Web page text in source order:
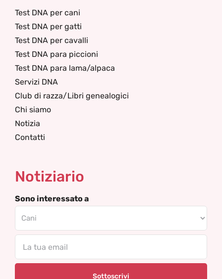
Test DNA per cani
Test DNA per gatti
Test DNA per cavalli
Test DNA para piccioni
Test DNA para lama/alpaca
Servizi DNA
Club di razza/Libri genealogici
Chi siamo
Notizia
Contatti
Notiziario
Sono interessato a